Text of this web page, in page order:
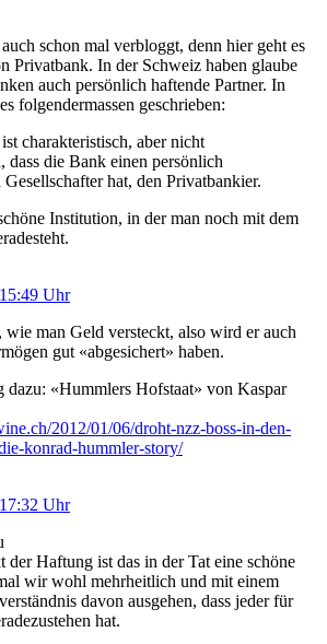
schon mal verbloggt, denn hier geht es
Privatbank. In der Schweiz haben glaube
auch persönlich haftende Partner. In
folgendermassen geschrieben:
charakteristisch, aber nicht
dass die Bank einen persönlich
Gesellschafter hat, den Privatbankier.
Institution, in der man noch mit dem
Uhr
man Geld versteckt, also wird er auch
gut «abgesichert» haben.
dazu: «Hummlers Hofstaat» von Kaspar
2012/01/06/droht-nzz-boss-in-den-
konrad-hummler-story/
Uhr
der Haftung ist das in der Tat eine schöne
wir wohl mehrheitlich und mit einem
davon ausgehen, dass jeder für
hat.